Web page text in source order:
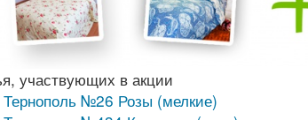
участвующих в акции
№26 Розы (мелкие)